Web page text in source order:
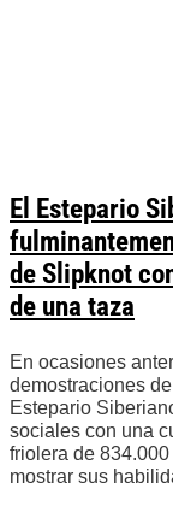
El Estepario
de Slipknot
de una taza
En ocasiones
demostraciones
Estepario
sociales con una
friolera de
mostrar sus